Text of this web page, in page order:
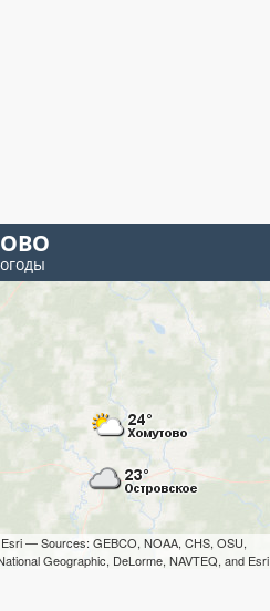
— Sources: GEBCO, NOAA, CHS, OSU,
Geographic, DeLorme, NAVTEQ, and Esri